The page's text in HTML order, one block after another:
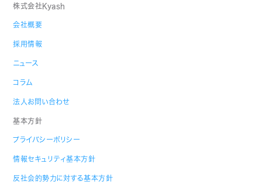
株式会社Kyash
会社概要
採用情報
ニュース
コラム
法人お問い合わせ
基本方針
プライバシーポリシー
情報セキュリティ基本方針
反社会的勢力に対する基本方針